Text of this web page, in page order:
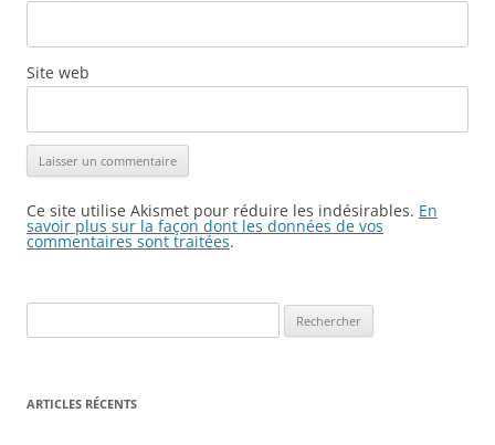
Site web
Ce site utilise Akismet pour réduire les indésirables. En
savoir plus sur la façon dont les données de vos
commentaires sont traitées.
ARTICLES RÉCENTS